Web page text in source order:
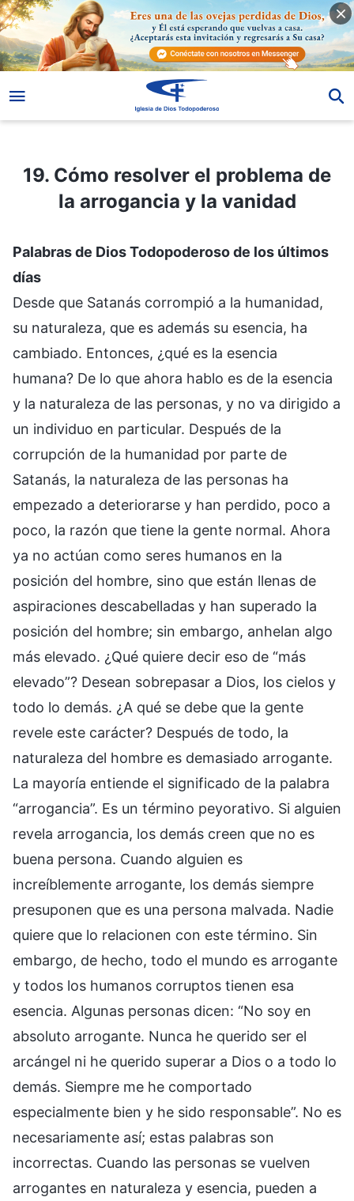
19. Cómo resolver el problema de
la arrogancia y la vanidad
Palabras de Dios Todopoderoso de los últimos
días
Desde que Satanás corrompió a la humanidad,
su naturaleza, que es además su esencia, ha
cambiado. Entonces, ¿qué es la esencia
humana? De lo que ahora hablo es de la esencia
y la naturaleza de las personas, y no va dirigido a
un individuo en particular. Después de la
corrupción de la humanidad por parte de
Satanás, la naturaleza de las personas ha
empezado a deteriorarse y han perdido, poco a
poco, la razón que tiene la gente normal. Ahora
ya no actúan como seres humanos en la
posición del hombre, sino que están llenas de
aspiraciones descabelladas y han superado la
posición del hombre; sin embargo, anhelan algo
más elevado. ¿Qué quiere decir eso de “más
elevado”? Desean sobrepasar a Dios, los cielos y
todo lo demás. ¿A qué se debe que la gente
revele este carácter? Después de todo, la
naturaleza del hombre es demasiado arrogante.
La mayoría entiende el significado de la palabra
“arrogancia”. Es un término peyorativo. Si alguien
revela arrogancia, los demás creen que no es
buena persona. Cuando alguien es
increíblemente arrogante, los demás siempre
presuponen que es una persona malvada. Nadie
quiere que lo relacionen con este término. Sin
embargo, de hecho, todo el mundo es arrogante
y todos los humanos corruptos tienen esa
esencia. Algunas personas dicen: “No soy en
absoluto arrogante. Nunca he querido ser el
arcángel ni he querido superar a Dios o a todo lo
demás. Siempre me he comportado
especialmente bien y he sido responsable”. No es
necesariamente así; estas palabras son
incorrectas. Cuando las personas se vuelven
arrogantes en naturaleza y esencia, pueden a